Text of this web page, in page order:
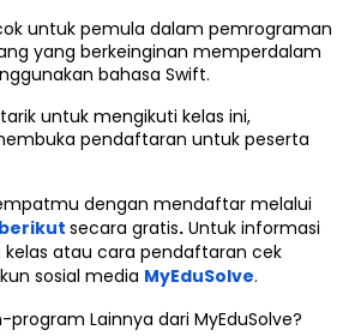
untuk pemula dalam pemrograman
yang berkeinginan memperdalam
bahasa Swift.
untuk mengikuti kelas ini,
pendaftaran untuk peserta
dengan mendaftar melalui
secara gratis. Untuk informasi
atau cara pendaftaran cek
sosial media MyEduSolve.
Lainnya dari MyEduSolve?